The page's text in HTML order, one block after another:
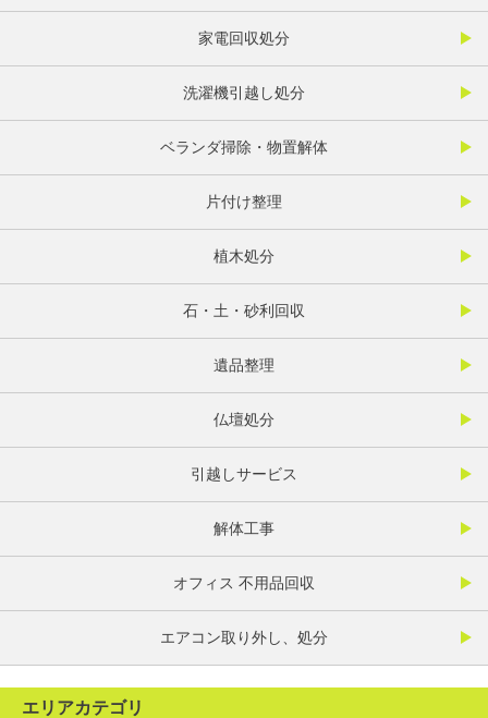
家電回収処分
洗濯機引越し処分
ベランダ掃除・物置解体
片付け整理
植木処分
石・土・砂利回収
遺品整理
仏壇処分
引越しサービス
解体工事
オフィス 不用品回収
エアコン取り外し、処分
エリアカテゴリ